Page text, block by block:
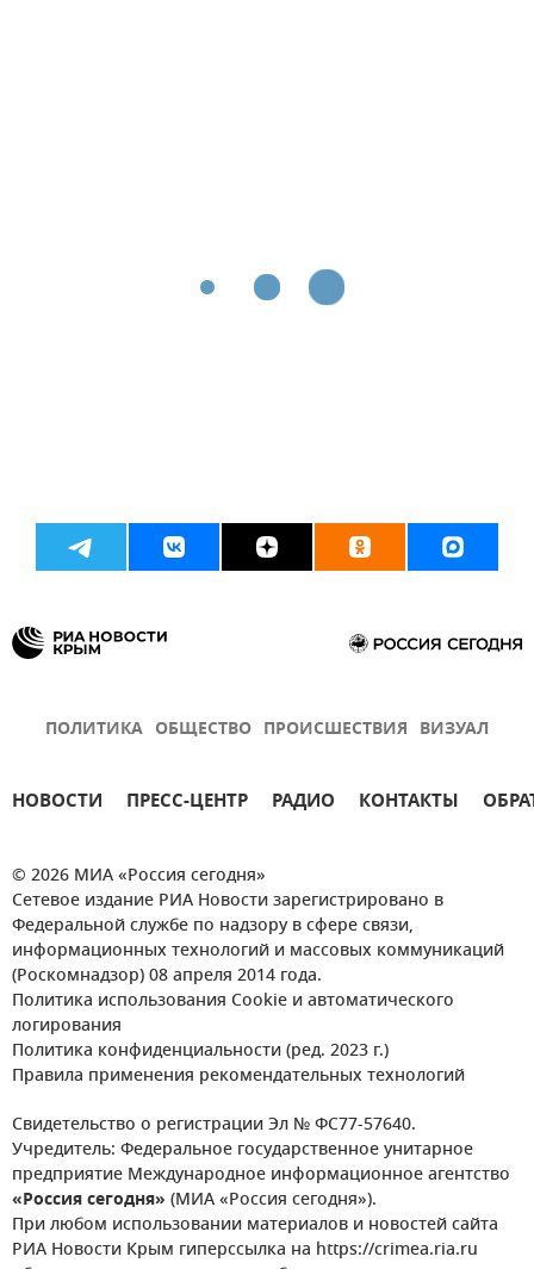
ПОЛИТИКА ОБЩЕСТВО ПРОИСШЕСТВИЯ ВИЗУАЛ
НОВОСТИ ПРЕСС-ЦЕНТР РАДИО КОНТАКТЫ
© 2026 МИА «Россия сегодня»
Сетевое издание РИА Новости зарегистрировано в
Федеральной службе по надзору в сфере связи,
информационных технологий и массовых коммуникаций
(Роскомнадзор) 08 апреля 2014 года.
Политика использования Cookie и автоматического
логирования
Политика конфиденциальности (ред. 2023 г.)
Правила применения рекомендательных технологий
Свидетельство о регистрации Эл № ФС77-57640.
Учредитель: Федеральное государственное унитарное
предприятие Международное информационное агентство
«Россия сегодня» (МИА «Россия сегодня»).
При любом использовании материалов и новостей сайта
РИА Новости Крым гиперссылка на https://crimea.ria.ru